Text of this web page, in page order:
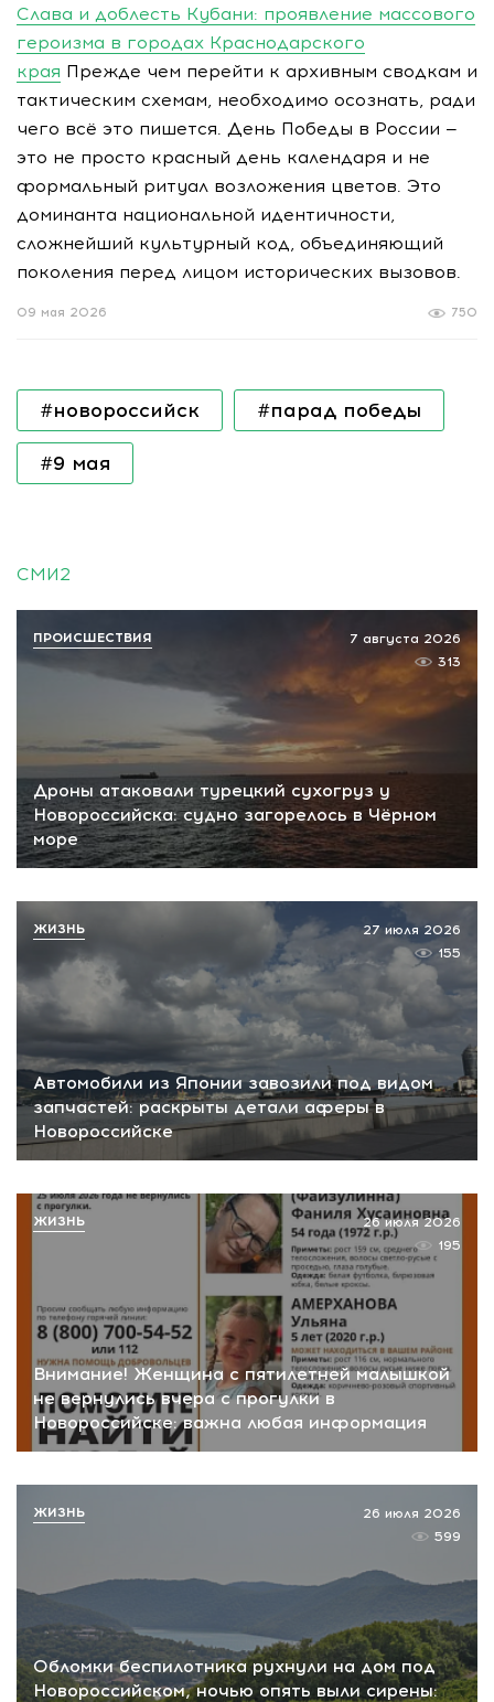
Слава и доблесть Кубани: проявление массового
героизма в городах Краснодарского
края Прежде чем перейти к архивным сводкам и
тактическим схемам, необходимо осознать, ради
чего всё это пишется. День Победы в России —
это не просто красный день календаря и не
формальный ритуал возложения цветов. Это
доминанта национальной идентичности,
сложнейший культурный код, объединяющий
поколения перед лицом исторических вызовов.
750
09 мая 2026
#новороссийск #парад победы
#9 мая
СМИ2
Дроны атаковали турецкий сухогруз у
Новороссийска: судно загорелось в Чёрном
море
7 августа 2026
313
ПРОИСШЕСТВИЯ
Автомобили из Японии завозили под видом
запчастей: раскрыты детали аферы в
Новороссийске
27 июля 2026
155
ЖИЗНЬ
Внимание! Женщина с пятилетней малышкой
не вернулись вчера с прогулки в
Новороссийске: важна любая информация
26 июля 2026
195
ЖИЗНЬ
Обломки беспилотника рухнули на дом под
Новороссийском, ночью опять выли сирены:
26 июля 2026
599
ЖИЗНЬ